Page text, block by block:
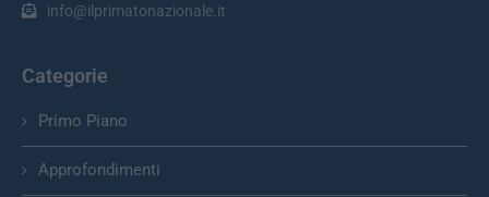
info@ilprimatonazionale.it
Categorie
Primo Piano
Approfondimenti